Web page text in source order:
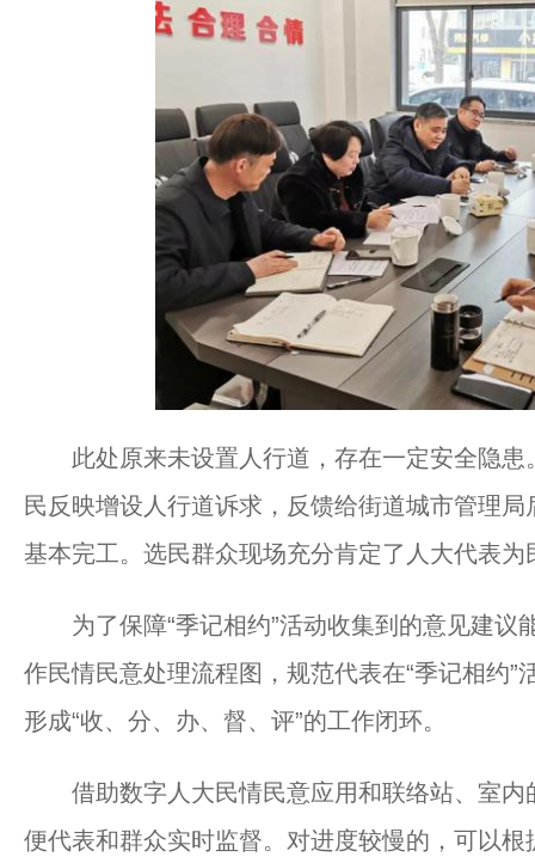
此处原来未设置人行道，存在一定安全隐患
民反映增设人行道诉求，反馈给街道城市管理
基本完工。选民群众现场充分肯定了人大代表
为了保障“季记相约”活动收集到的意见建议
作民情民意处理流程图，规范代表在“季记相约
形成“收、分、办、督、评”的工作闭环。
借助数字人大民情民意应用和联络站、室内
便代表和群众实时监督。对进度较慢的，可以